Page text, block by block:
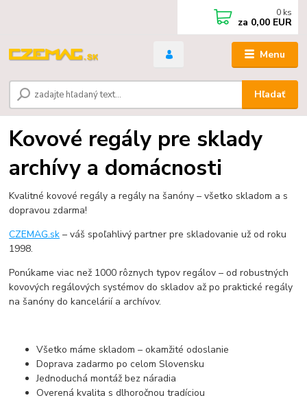
Menu
Hľadať
0 ks
za 0,00 EUR
Kovové regály pre sklady
archívy a domácnosti
Kvalitné kovové regály a regály na šanóny – všetko skladom a s
dopravou zdarma!
CZEMAG.sk – váš spoľahlivý partner pre skladovanie už od roku
1998.
Ponúkame viac než 1000 rôznych typov regálov – od robustných
kovových regálových systémov do skladov až po praktické regály
na šanóny do kancelárií a archívov.
Všetko máme skladom – okamžité odoslanie
Doprava zadarmo po celom Slovensku
Jednoduchá montáž bez náradia
Overená kvalita s dlhoročnou tradíciou